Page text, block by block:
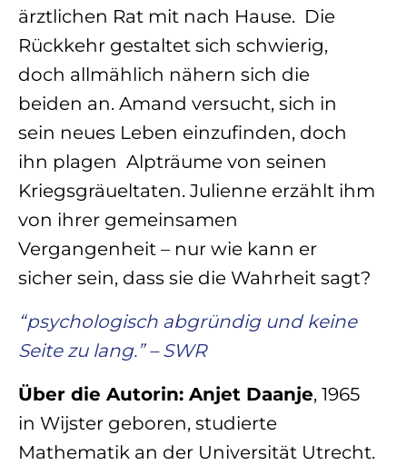
ärztlichen Rat mit nach Hause. Die
Rückkehr gestaltet sich schwierig,
doch allmählich nähern sich die
beiden an. Amand versucht, sich in
sein neues Leben einzufinden, doch
ihn plagen Alpträume von seinen
Kriegsgräueltaten. Julienne erzählt ihm
von ihrer gemeinsamen
Vergangenheit – nur wie kann er
sicher sein, dass sie die Wahrheit sagt?
“psychologisch abgründig und keine
Seite zu lang.” – SWR
Über die Autorin: Anjet Daanje, 1965
in Wijster geboren, studierte
Mathematik an der Universität Utrecht.